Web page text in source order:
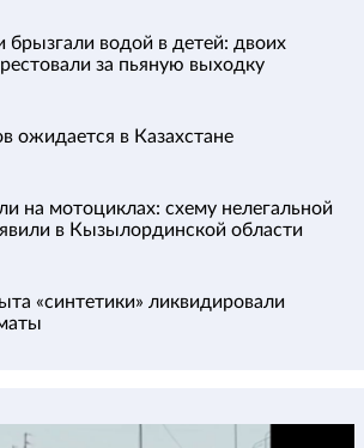
брызгали водой в детей: двоих
за пьяную выходку
ожидается в Казахстане
на мотоциклах: схему нелегальной
в Кызылординской области
«синтетики» ликвидировали